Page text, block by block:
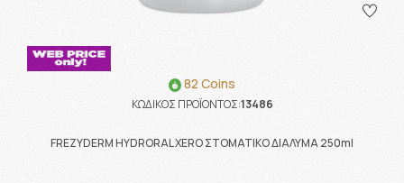
82 Coins
ΚΩΔΙΚΟΣ ΠΡΟΪΟΝΤΟΣ:13486
FREZYDERM HYDRORAL XERO ΣΤΟΜΑΤΙΚΟ ΔΙΑΛΥΜΑ 250ml